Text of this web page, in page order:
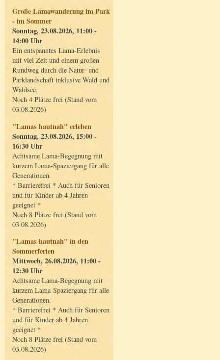
Große Lamawanderung im Park
- im Sommer
Sonntag, 23.08.2026, 11:00 -
14:00 Uhr
Ein entspanntes Lama-Erlebnis
mit viel Zeit und einem großen
Rundweg durch die Natur- und
Parklandschaft inklusive Wald und
Waldsee.
Noch 4 Plätze frei (Stand vom
03.08.2026)
"Lamas hautnah" erleben
Sonntag, 23.08.2026, 15:00 -
16:30 Uhr
Achtsame Lama-Begegnung mit
kurzem Lama-Spaziergang für alle
Generationen.
* Barrierefrei * Auch für Senioren
und für Kinder ab 4 Jahren
geeignet *
Noch 8 Plätze frei (Stand vom
03.08.2026)
"Lamas hautnah" in den
Sommerferien
Mittwoch, 26.08.2026, 11:00 -
12:30 Uhr
Achtsame Lama-Begegnung mit
kurzem Lama-Spaziergang für alle
Generationen.
* Barrierefrei * Auch für Senioren
und für Kinder ab 4 Jahren
geeignet *
Noch 8 Plätze frei (Stand vom
03.08.2026)